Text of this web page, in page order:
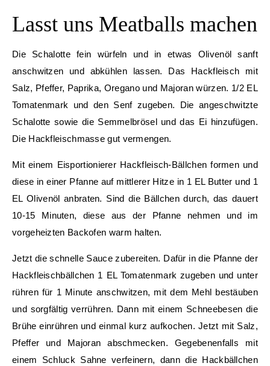
Lasst uns Meatballs machen
Die Schalotte fein würfeln und in etwas Olivenöl sanft
anschwitzen und abkühlen lassen. Das Hackfleisch mit
Salz, Pfeffer, Paprika, Oregano und Majoran würzen. 1/2 EL
Tomatenmark und den Senf zugeben. Die angeschwitzte
Schalotte sowie die Semmelbrösel und das Ei hinzufügen.
Die Hackfleischmasse gut vermengen.
Mit einem Eisportionierer Hackfleisch-Bällchen formen und
diese in einer Pfanne auf mittlerer Hitze in 1 EL Butter und 1
EL Olivenöl anbraten. Sind die Bällchen durch, das dauert
10-15 Minuten, diese aus der Pfanne nehmen und im
vorgeheizten Backofen warm halten.
Jetzt die schnelle Sauce zubereiten. Dafür in die Pfanne der
Hackfleischbällchen 1 EL Tomatenmark zugeben und unter
rühren für 1 Minute anschwitzen, mit dem Mehl bestäuben
und sorgfältig verrühren. Dann mit einem Schneebesen die
Brühe einrühren und einmal kurz aufkochen. Jetzt mit Salz,
Pfeffer und Majoran abschmecken. Gegebenenfalls mit
einem Schluck Sahne verfeinern, dann die Hackbällchen